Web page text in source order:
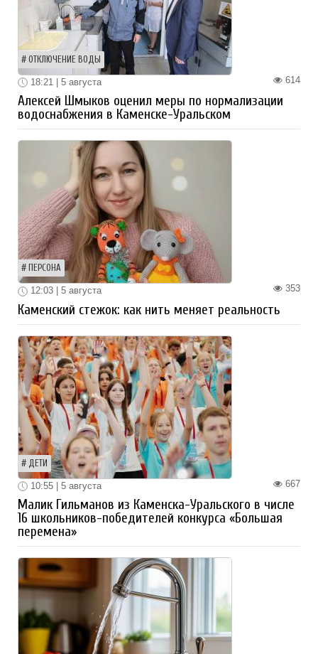
ОТКЛЮЧЕНИЕ ВОДЫ
614
18:21 | 5 августа
Алексей Шмыков оценил меры по нормализации
водоснабжения в Каменске-Уральском
ПЕРСОНА
353
12:03 | 5 августа
Каменский стежок: как нить меняет реальность
ДЕТИ
667
10:55 | 5 августа
Малик Гильманов из Каменска-Уральского в числе
16 школьников-победителей конкурса «Большая
перемена»